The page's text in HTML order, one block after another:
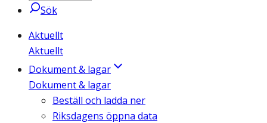
Sök
Aktuellt
Aktuellt
Dokument & lagar
Dokument & lagar
Beställ och ladda ner
Riksdagens öppna data